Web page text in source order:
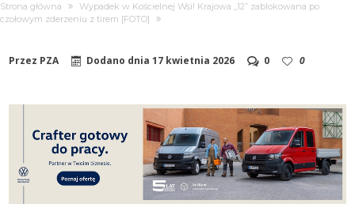
Strona główna
Wypadek w Kościelnej Wsi! Krajowa „12” zablokowana po
czołowym zderzeniu z tirem [FOTO]
Przez PZA Dodano dnia17 kwietnia 2026 0 0